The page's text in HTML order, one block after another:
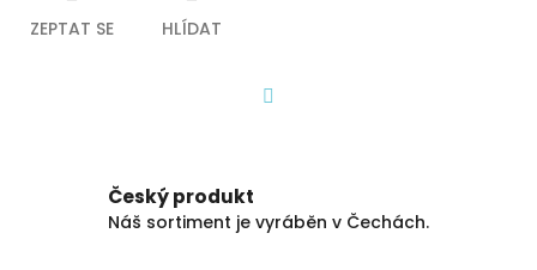
ZEPTAT SE HLÍDAT
Český produkt
Náš sortiment je vyráběn v Čechách.